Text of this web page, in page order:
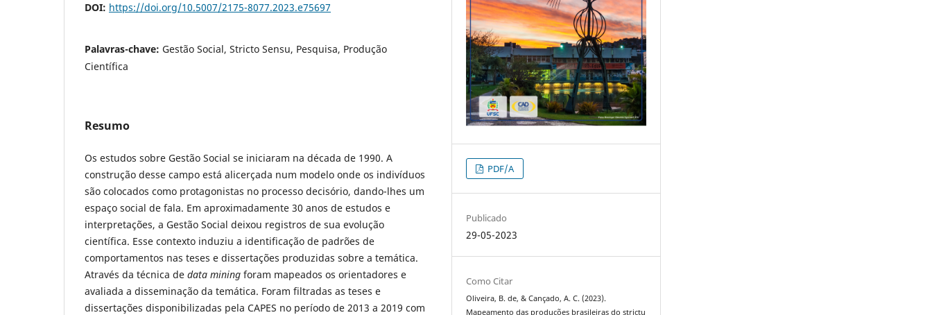
DOI: https://doi.org/10.5007/2175-8077.2023.e75697
Palavras-chave: Gestão Social, Stricto Sensu, Pesquisa, Produção
Científica
Resumo
Os estudos sobre Gestão Social se iniciaram na década de 1990. A
construção desse campo está alicerçada num modelo onde os indivíduos
são colocados como protagonistas no processo decisório, dando-lhes um
espaço social de fala. Em aproximadamente 30 anos de estudos e
interpretações, a Gestão Social deixou registros de sua evolução
científica. Esse contexto induziu a identificação de padrões de
comportamentos nas teses e dissertações produzidas sobre a temática.
Através da técnica de data mining foram mapeados os orientadores e
avaliada a disseminação da temática. Foram filtradas as teses e
dissertações disponibilizadas pela CAPES no período de 2013 a 2019 com
PDF/A
Publicado
29-05-2023
Como Citar
Oliveira, B. de, & Cançado, A. C. (2023).
Mapeamento das produções brasileiras do strictu